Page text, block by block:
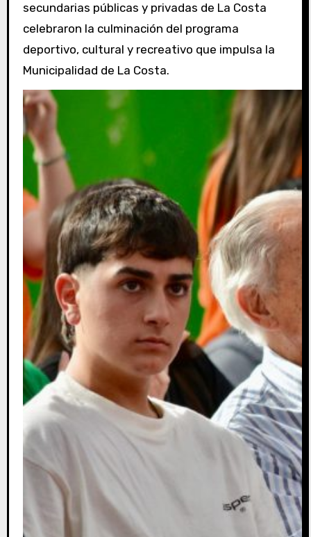
secundarias públicas y privadas de La Costa
celebraron la culminación del programa
deportivo, cultural y recreativo que impulsa la
Municipalidad de La Costa.